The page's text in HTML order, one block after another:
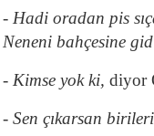
- Hadi oradan pis
Neneni bahçesine
- Kimse yok ki, diyor
- Sen çıkarsan